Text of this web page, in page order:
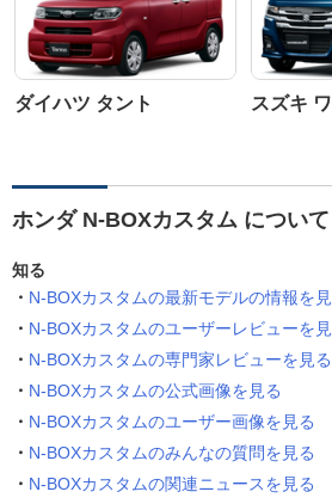
ダイハツ タント スズキ
ホンダ N-BOXカスタム について
知る
N-BOXカスタムの最新モデルの情報を
N-BOXカスタムのユーザーレビューを
N-BOXカスタムの専門家レビューを見る
N-BOXカスタムの公式画像を見る
N-BOXカスタムのユーザー画像を見る
N-BOXカスタムのみんなの質問を見る
N-BOXカスタムの関連ニュースを見る